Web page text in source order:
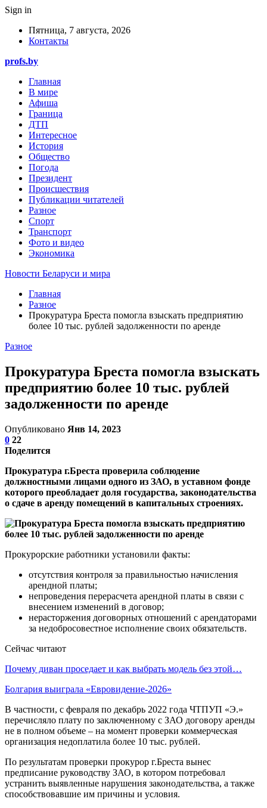
Sign in
Пятница, 7 августа, 2026
Контакты
profs.by
Главная
В мире
Афиша
Граница
ДТП
Интересное
История
Общество
Погода
Президент
Происшествия
Публикации читателей
Разное
Спорт
Транспорт
Фото и видео
Экономика
Новости Беларуси и мира
Главная
Разное
Прокуратура Бреста помогла взыскать предприятию
более 10 тыс. рублей задолженности по аренде
Разное
Прокуратура Бреста помогла взыскать
предприятию более 10 тыс. рублей
задолженности по аренде
Опубликовано Янв 14, 2023
0 22
Поделится
Прокуратура г.Бреста проверила соблюдение
должностными лицами одного из ЗАО, в уставном фонде
которого преобладает доля государства, законодательства
о сдаче в аренду помещений в капитальных строениях.
Прокурорские работники установили факты:
отсутствия контроля за правильностью начисления
арендной платы;
непроведения перерасчета арендной платы в связи с
внесением изменений в договор;
нерасторжения договорных отношений с арендаторами
за недобросовестное исполнение своих обязательств.
Сейчас читают
Почему диван проседает и как выбрать модель без этой…
Болгария выиграла «Евровидение-2026»
В частности, с февраля по декабрь 2022 года ЧТПУП «Э.»
перечисляло плату по заключенному с ЗАО договору аренды
не в полном объеме – на момент проверки коммерческая
организация недоплатила более 10 тыс. рублей.
По результатам проверки прокурор г.Бреста вынес
предписание руководству ЗАО, в котором потребовал
устранить выявленные нарушения законодательства, а также
способствовавшие им причины и условия.